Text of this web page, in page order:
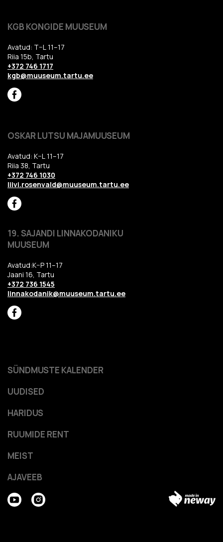
KGB KONGIDE MUUSEUM
Avatud: T–L 11–17
Riia 15b, Tartu
+372 746 1717
kgb@muuseum.tartu.ee
OSKAR LUTSU MAJAMUUSEUM
Avatud: K–L 11–17
Riia 38, Tartu
+372 746 1030
liivi.rosenvald@muuseum.tartu.ee
19. SAJANDI LINNAKODANIKU
MUUSEUM
Avatud:K–P 11–17
Jaani 16, Tartu
+372 736 1545
linnakodanik@muuseum.tartu.ee
HARIDUS
RUUMIDE RENT
MEIST
AJAVEEB
SÜNDMUSTE KALENDER
UUDISED